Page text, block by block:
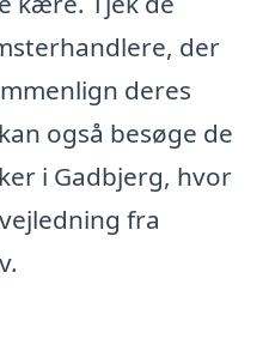
der
deres
også besøge de
i Gadbjerg, hvor
fra